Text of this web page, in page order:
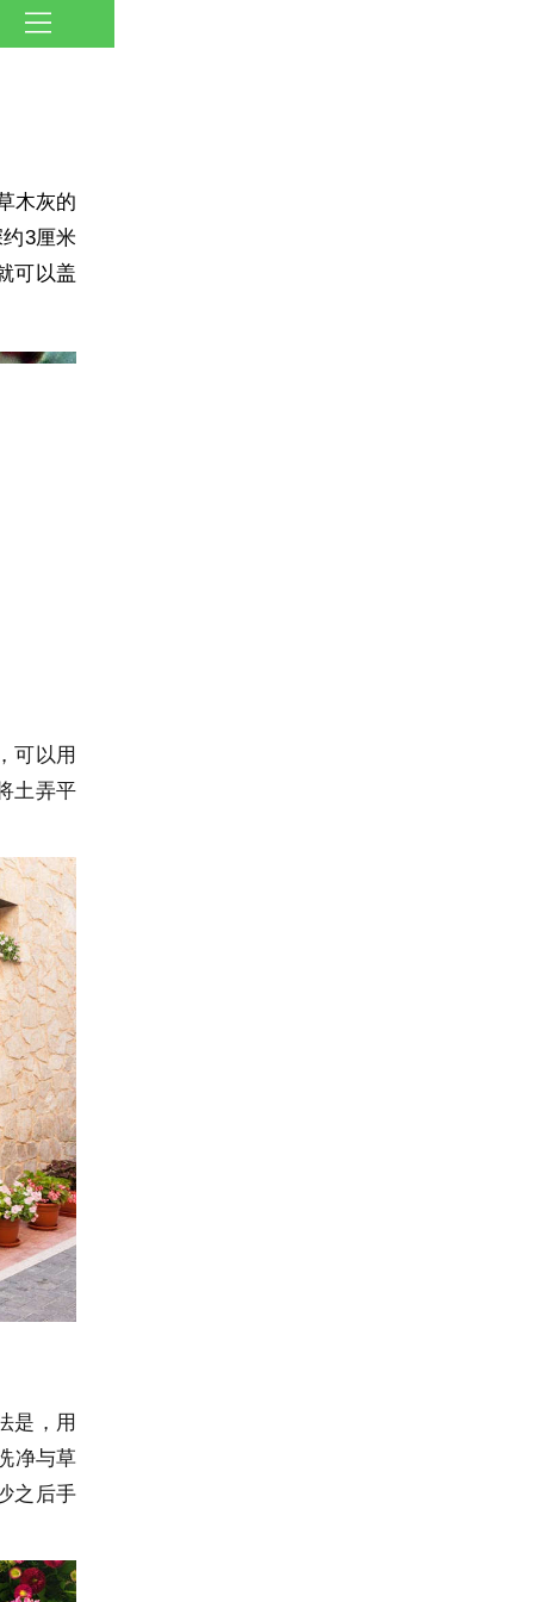
木灰的
3厘米
可以盖
可以用
土弄平
是，用
净与草
之后手